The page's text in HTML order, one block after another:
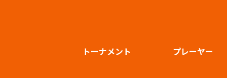
トーナメント プレーヤー